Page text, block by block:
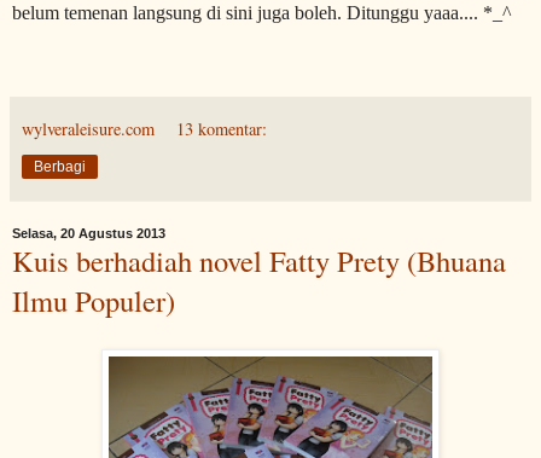
belum temenan langsung di sini juga boleh. Ditunggu yaaa.... *_^
wylveraleisure.com 13 komentar:
Berbagi
Selasa, 20 Agustus 2013
Kuis berhadiah novel Fatty Prety (Bhuana
Ilmu Populer)